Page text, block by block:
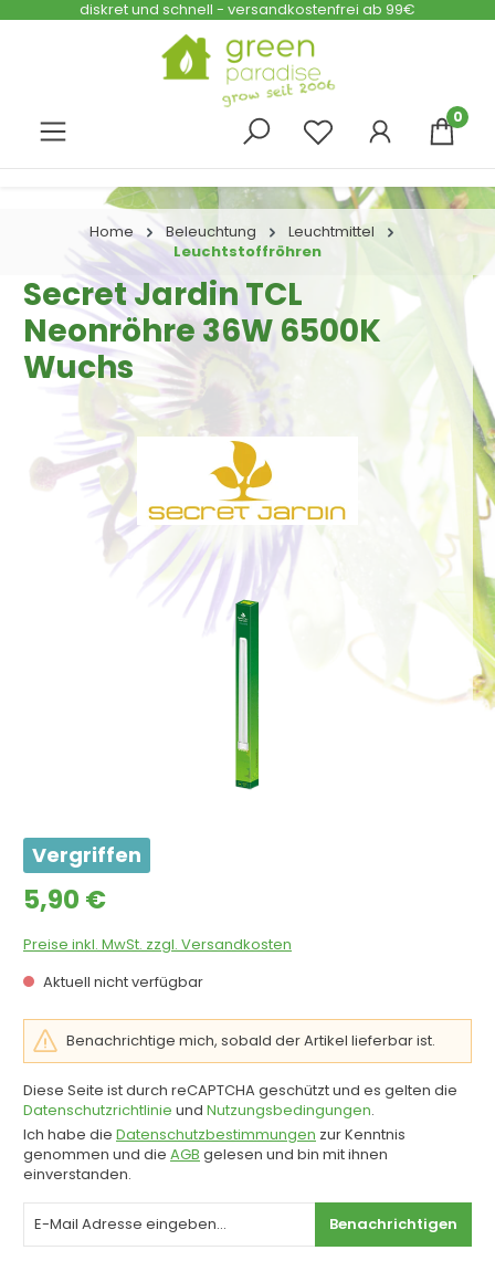
Zum Hauptinhalt springen
diskret und schnell - versandkostenfrei ab 99€
0
Home Beleuchtung
Leuchtmittel
Leuchtstoffröhren
Secret Jardin TCL
Neonröhre 36W 6500K
Wuchs
Bildergalerie überspringen
Vergriffen
Regulärer Preis:
5,90 €
Preise inkl. MwSt. zzgl. Versandkosten
Aktuell nicht verfügbar
Benachrichtige mich, sobald der Artikel lieferbar ist.
Diese Seite ist durch reCAPTCHA geschützt und es gelten die
Datenschutzrichtlinie und Nutzungsbedingungen.
Ich habe die Datenschutzbestimmungen zur Kenntnis
genommen und die AGB gelesen und bin mit ihnen
einverstanden.
Benachrichtigen